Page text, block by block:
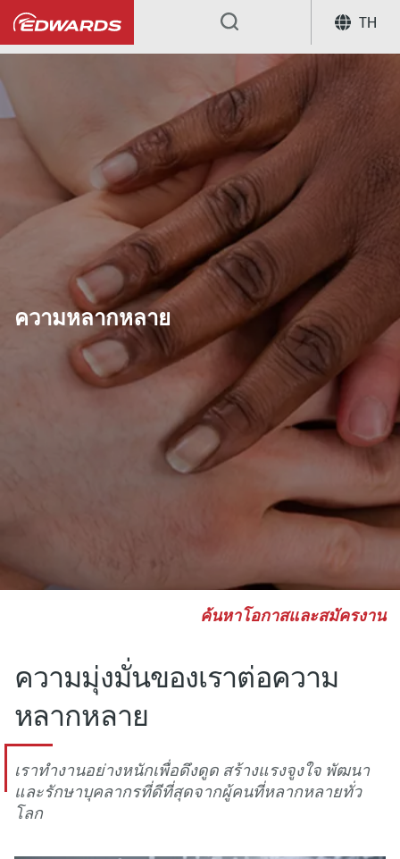
TH
...
ความหลากหลาย
ค้นหาโอกาสและสมัครงาน
ความมุ่งมั่นของเราต่อความ
หลากหลาย
เราทํางานอย่างหนักเพื่อดึงดูด สร้างแรงจูงใจ พัฒนา
และรักษาบุคลากรที่ดีที่สุดจากผู้คนที่หลากหลายทั่ว
โลก